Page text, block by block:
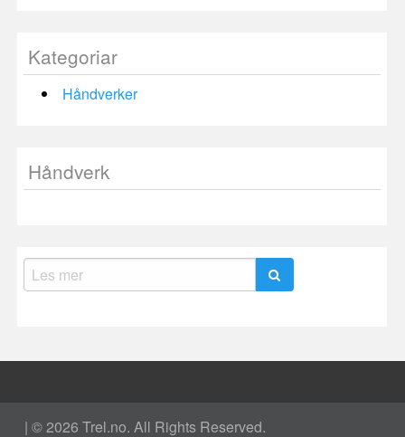
Kategoriar
Håndverker
Håndverk
Search
for:
|© 2026 Trel.no. All Rights Reserved.